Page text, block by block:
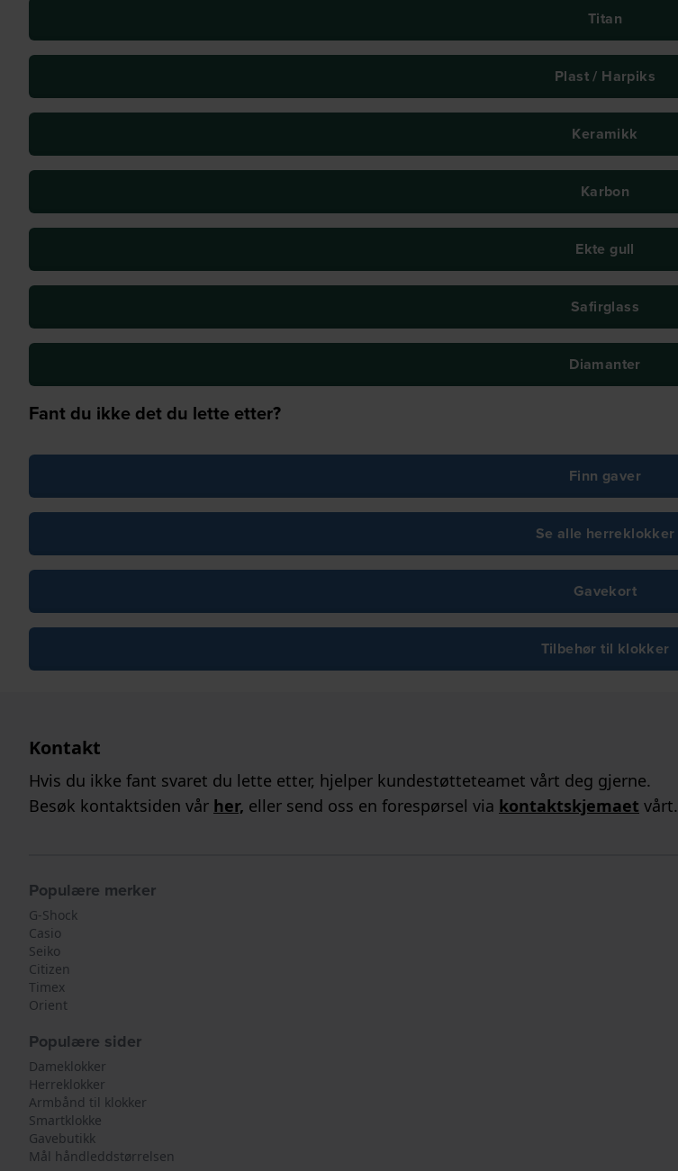
Titan
Plast / Harpiks
Keramikk
Karbon
Ekte gull
Safirglass
Diamanter
Fant du ikke det du lette etter?
Finn gaver
Se alle herreklokker
Gavekort
Tilbehør til klokker
Kontakt
Hvis du ikke fant svaret du lette etter, hjelper kundestøtteteamet vårt deg gjerne.
Besøk kontaktsiden vår her, eller send oss en forespørsel via kontaktskjemaet vårt.
Populære merker
G-Shock
Casio
Seiko
Citizen
Timex
Orient
Populære sider
Dameklokker
Herreklokker
Armbånd til klokker
Smartklokke
Gavebutikk
Mål håndleddstørrelsen